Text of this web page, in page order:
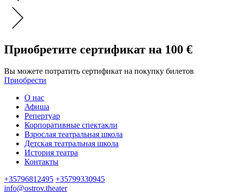
Приобретите сертификат на 100 €
Вы можете потратить сертификат на покупку билетов
Приобрести
О нас
Афиша
Репертуар
Корпоративные спектакли
Взрослая театральная школа
Детская театральная школа
История театра
Контакты
+35796812495 +35799330945
info@ostrov.theater